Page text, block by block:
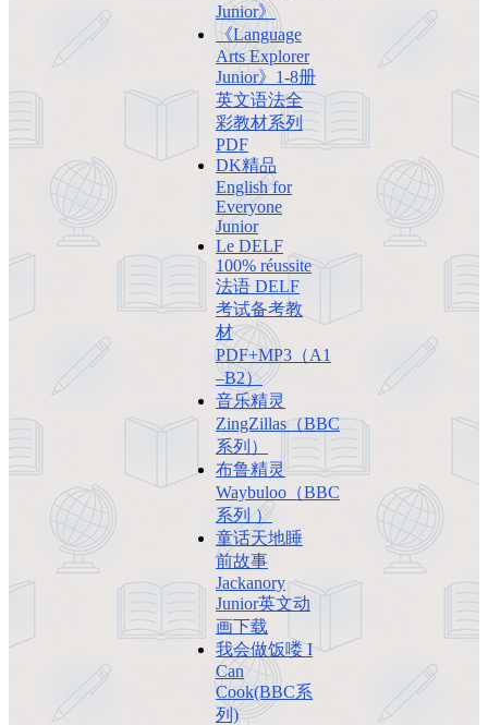
Junior》
《Language
Arts Explorer
Junior》1-8册
英文语法全
彩教材系列
PDF
DK精品
English for
Everyone
Junior
Le DELF
100% réussite
法语 DELF
考试备考教
材
PDF+MP3（A1
–B2）
音乐精灵
ZingZillas（BBC
系列）
布鲁精灵
Waybuloo（BBC
系列 ）
童话天地睡
前故事
Jackanory
Junior英文动
画下载
我会做饭喽 I
Can
Cook(BBC系
列)